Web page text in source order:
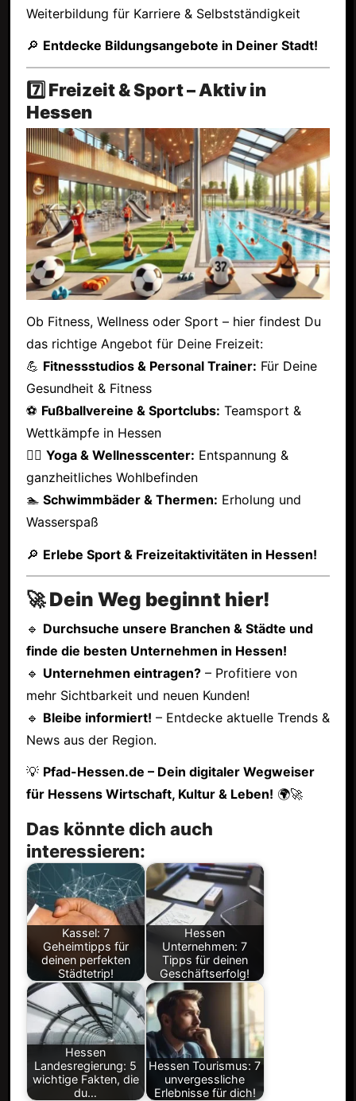
Weiterbildung für Karriere & Selbstständigkeit
🔎 Entdecke Bildungsangebote in Deiner Stadt!
7️⃣ Freizeit & Sport – Aktiv in
Hessen
Ob Fitness, Wellness oder Sport – hier findest Du
das richtige Angebot für Deine Freizeit:
💪 Fitnessstudios & Personal Trainer: Für Deine
Gesundheit & Fitness
⚽ Fußballvereine & Sportclubs: Teamsport &
Wettkämpfe in Hessen
🧘‍♂️ Yoga & Wellnesscenter: Entspannung &
ganzheitliches Wohlbefinden
🏊 Schwimmbäder & Thermen: Erholung und
Wasserspaß
🔎 Erlebe Sport & Freizeitaktivitäten in Hessen!
🚀 Dein Weg beginnt hier!
🔹 Durchsuche unsere Branchen & Städte und
finde die besten Unternehmen in Hessen!
🔹 Unternehmen eintragen?– Profitiere von
mehr Sichtbarkeit und neuen Kunden!
🔹 Bleibe informiert! – Entdecke aktuelle Trends &
News aus der Region.
💡 Pfad-Hessen.de – Dein digitaler Wegweiser
für Hessens Wirtschaft, Kultur & Leben! 🌍🚀
Das könnte dich auch
interessieren:
Kassel: 7
Geheimtipps für
deinen perfekten
Städtetrip!
Hessen
Unternehmen: 7
Tipps für deinen
Geschäftserfolg!
Hessen
Landesregierung: 5
wichtige Fakten, die
du…
Hessen Tourismus: 7
unvergessliche
Erlebnisse für dich!